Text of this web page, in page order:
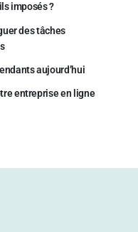
imposés ?
des tâches
aujourd’hui
entreprise en ligne